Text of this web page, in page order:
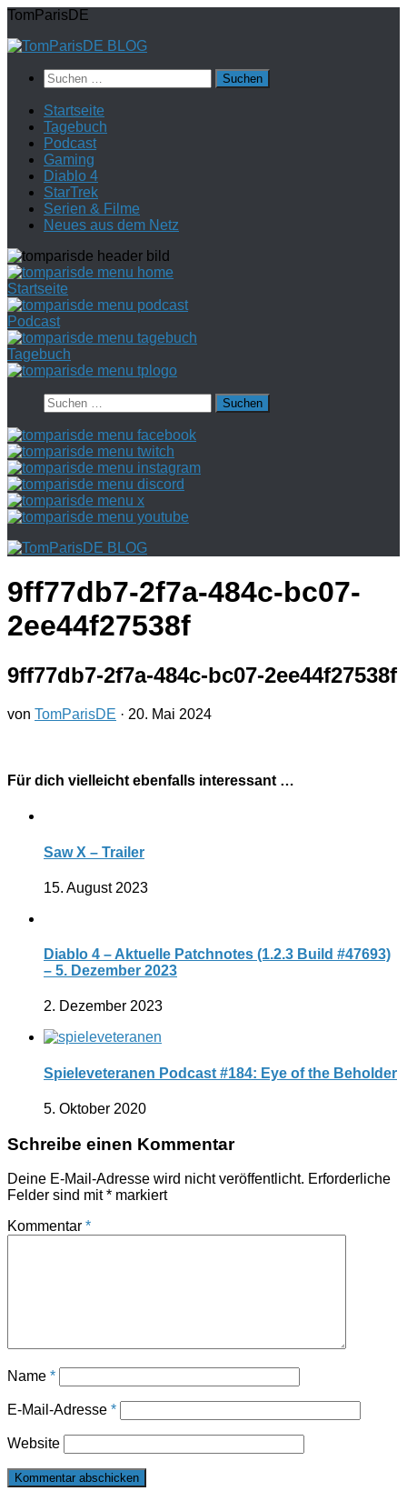
Zum
springen
TomParisDE
Suchen
nach:
Startseite
Tagebuch
Podcast
Gaming
Diablo 4
StarTrek
Serien & Filme
Neues aus dem Netz
Startseite
Podcast
Tagebuch
Suchen
nach:
9ff77db7-2f7a-484c-bc07-
2ee44f27538f
9ff77db7-2f7a-484c-bc07-2ee44f27538f
von TomParisDE · 20. Mai 2024
Für dich vielleicht ebenfalls interessant …
Saw X – Trailer
15. August 2023
Diablo 4 – Aktuelle Patchnotes (1.2.3 Build #47693)
– 5. Dezember 2023
2. Dezember 2023
Spieleveteranen Podcast #184: Eye of the Beholder
5. Oktober 2020
Schreibe einen Kommentar
Deine E-Mail-Adresse wird nicht veröffentlicht. Erforderliche
Felder sind mit* markiert
Kommentar *
Name *
E-Mail-Adresse *
Website